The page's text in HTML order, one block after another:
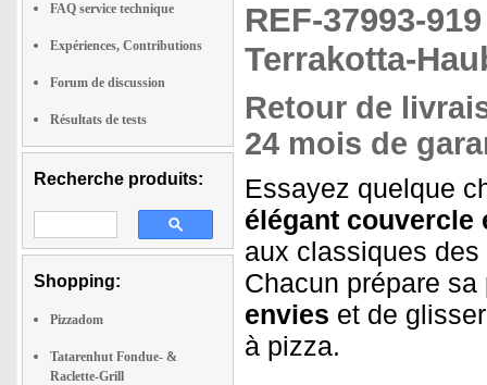
FAQ service technique
Expériences, Contributions
Forum de discussion
Résultats de tests
Recherche produits:
Shopping:
Pizzadom
Tatarenhut Fondue- &
Raclette-Grill
REF-37993-
Terrakotta-
Retour de
24 mois de
Essayez quelque
élégant couvercle
aux classiques
Chacun prépare
envies et de
à pizza.